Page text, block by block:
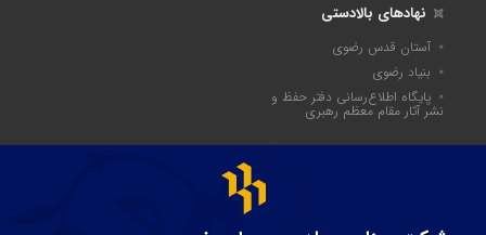
نهادهای بالادستی
آستان قدس رضوی
بنیاد رضوی
پايگاه اطلاع‌رسانی دفتر حفظ و
نشر آثار مقام معظم رهبری